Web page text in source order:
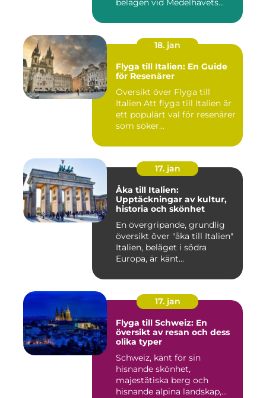
belägen vid Medelhavets...
18. jan
Flyga till Italien: En Guide
för Resenärer
Översikt över Flyga till
Italien Att flyga till Italien är
ett populärt val för resenärer
som söker...
17. jan
Åka till Italien:
Upptäckningar av kultur,
historia och skönhet
En övergripande, grundlig
översikt över "åka till Italien"
Italien, beläget i södra
Europa, är känt...
17. jan
Flyga till Schweiz: En
översikt av resan och dess
olika typer
Schweiz, känt för sin
hisnande skönhet,
majestätiska berg och
hisnande alpina landskap,